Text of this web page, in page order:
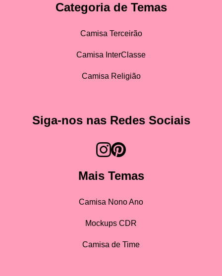
Categoria de Temas
Camisa Terceirão
Camisa InterClasse
Camisa Religião
Siga-nos nas Redes Sociais
Mais Temas
Camisa Nono Ano
Mockups CDR
Camisa de Time